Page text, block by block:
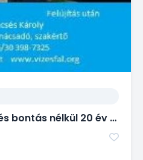
Aquapol sávszigetelés bontás nélkül 20 év garanciával!